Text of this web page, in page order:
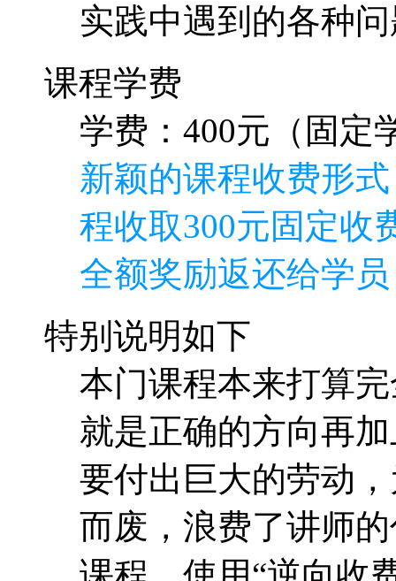
实践中遇到的各种
课程学费
学费：400元（固定
新颖的课程收费形
程收取300元固定收
全额奖励返还给学
特别说明如下
本门课程本来打算
就是正确的方向再
要付出巨大的劳动
而废，浪费了讲师